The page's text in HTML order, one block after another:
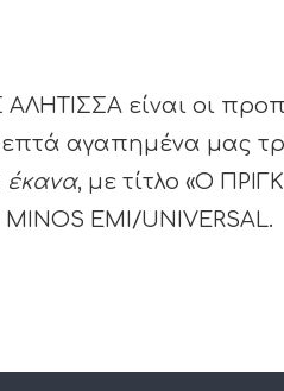
είναι οι
αγαπημένα μας
έκανα, με τίτλο «Ο
EMI/UNIVERSAL.